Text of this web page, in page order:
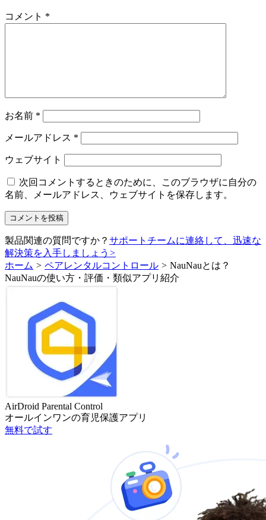
コメント *
お名前 *
メールアドレス *
ウェブサイト
次回コメントするときのために、このブラウザに自分の
名前、メールアドレス、ウェブサイトを保存します。
製品関連の質問ですか？ サポートチームに連絡して、迅速な
解決策を入手しましょう >
ホーム > ペアレンタルコントロール > NauNauとは？
NauNauの使い方・評価・類似アプリ紹介
AirDroid Parental Control
オールインワンの育児保護アプリ
無料で試す